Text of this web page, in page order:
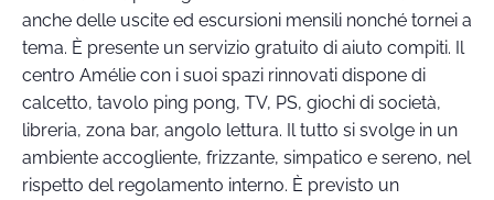
anche delle uscite ed escursioni mensili nonché tornei a
tema. È presente un servizio gratuito di aiuto compiti. Il
centro Amélie con i suoi spazi rinnovati dispone di
calcetto, tavolo ping pong, TV, PS, giochi di società,
libreria, zona bar, angolo lettura. Il tutto si svolge in un
ambiente accogliente, frizzante, simpatico e sereno, nel
rispetto del regolamento interno. È previsto un